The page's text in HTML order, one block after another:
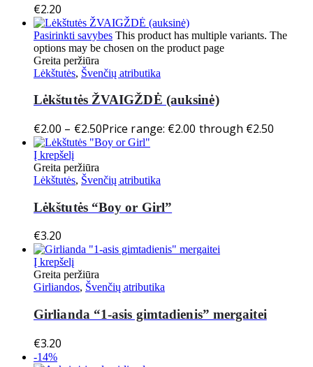
€2.20
Pasirinkti savybes This product has multiple variants. The
options may be chosen on the product page
Greita peržiūra
Lėkštutės, Švenčių atributika
Lėkštutės ŽVAIGŽDĖ (auksinė)
€2.00 – €2.50Price range: €2.00 through €2.50
Į krepšelį
Greita peržiūra
Lėkštutės, Švenčių atributika
Lėkštutės “Boy or Girl”
€3.20
Į krepšelį
Greita peržiūra
Girliandos, Švenčių atributika
Girlianda “1-asis gimtadienis” mergaitei
€3.20
-14%